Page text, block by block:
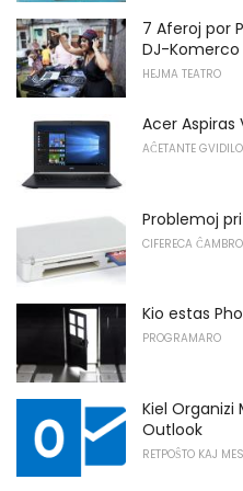
7 Aferoj por
DJ-Komerco
HEJMA TEATRO
Acer Aspiras
AĈETANTE
Problemoj
CIFERECA
Kio estas
PROGRAMARO
Kiel Organizi
Outlook
RETPOŜTO KAJ